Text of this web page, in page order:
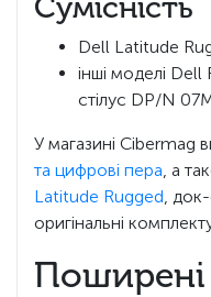
Dell Latitude
інші моделі
стілус DP/N
У магазині Cibermag
та цифрові пера , а
Latitude Rugged ,
оригінальні
Поширені